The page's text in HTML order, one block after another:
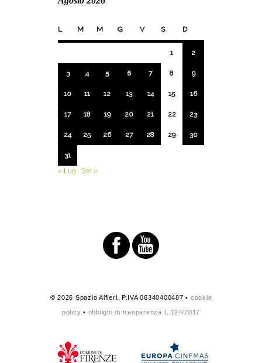
L M M G V S D
1 2
3 4 5 6 7 8 9
10 11 12 13 14 15 16
17 18 19 20 21 22 23
24 25 26 27 28 29 30
31
« Lug
Set »
© 2026 Spazio Alfieri. P.IVA 06340400487 • cookie
policy • obblighi di trasparenza L.124/2017